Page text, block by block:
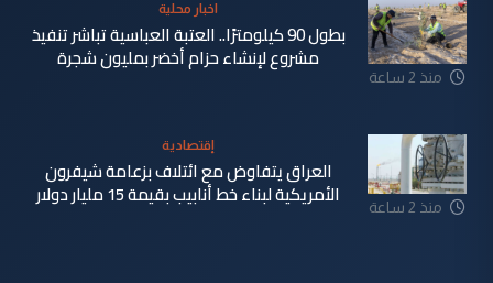
منذ 2 ساعة
اخبار محلية
بطول 90 كيلومترًا.. العتبة العباسية تباشر تنفيذ
مشروع لإنشاء حزام أخضر بمليون شجرة
منذ 2 ساعة
إقتصادية
العراق يتفاوض مع ائتلاف بزعامة شيفرون
الأمريكية لبناء خط أنابيب بقيمة 15 مليار دولار